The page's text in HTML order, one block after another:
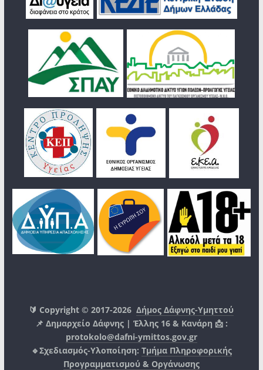
🔰 Copyright © 2017-2026Δήμος Δάφνης-Υμηττού
📌 Δημαρχείο Δάφνης | Έλλης 16 & Κανάρη 📩 :
protokolo@dafni-ymittos.gov.gr
🔹Σχεδιασμός-Υλοποίηση: Τμήμα Πληροφορικής
Προγραμματισμού & Οργάνωσης